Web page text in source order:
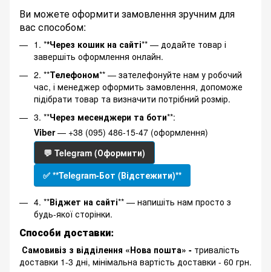
Ви можете оформити замовлення зручним для
вас способом:
1. **Через кошик на сайті** — додайте товар і
завершіть оформлення онлайн.
2. **Телефоном** — зателефонуйте нам у робочий
час, і менеджер оформить замовлення, допоможе
підібрати товар та визначити потрібний розмір.
3. **Через месенджери та боти**:
Viber— +38 (095) 486-15-47 (оформлення)
💬 Telegram (Оформити)
✅ **Telegram-Бот (Відстежити)**
4. **Віджет на сайті** — напишіть нам просто з
будь-якої сторінки.
Способи доставки:
Самовивіз з відділення «Нова пошта» - тривалість
доставки 1-3 дні, мінімальна вартість доставки - 60 грн.